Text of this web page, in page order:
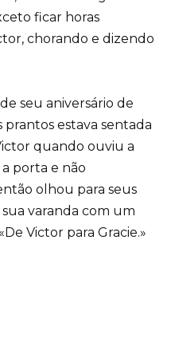
ficar horas
chorando e dizendo
seu aniversário de
prantos estava sentada
quando ouviu a
porta e não
olhou para seus
varanda com um
Victor para Gracie.»